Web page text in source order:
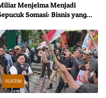
Menjelma Menjadi
Somasi: Bisnis yang
HUKRIM